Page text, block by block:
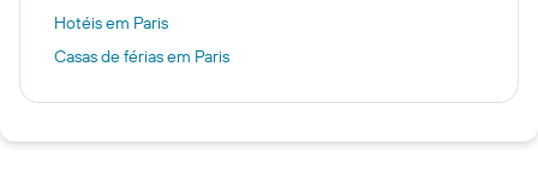
Hotéis em Paris
Casas de férias em Paris